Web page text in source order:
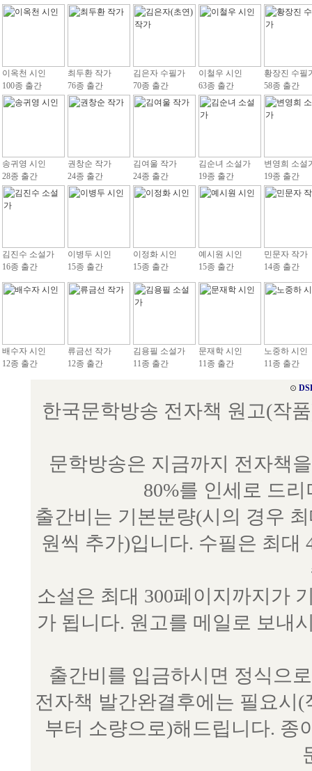
이옥천 시인
100종 출간
최두환 작가
76종 출간
김은자 수필가
70종 출간
이철우 시인
63종 출간
황장진 수필
58종 출간
송귀영 시인
28종 출간
권창순 작가
24종 출간
김여울 작가
24종 출간
김순녀 소설가
19종 출간
변영희 소설
19종 출간
김진수 소설가
16종 출간
이병두 시인
15종 출간
이정화 시인
15종 출간
예시원 시인
15종 출간
민문자 작가
14종 출간
배수자 시인
12종 출간
류금선 작가
12종 출간
김용필 소설가
11종 출간
문재학 시인
11종 출간
노중하 시인
11종 출간
⊙
한국문학방송 전자책 원고(작
문학방송은 지금까지 전자책
80%를 인세로 드
출간비는 기본분량(시의 경우
원씩 추가)입니다. 수필은 최대
소설은 최대 300페이지까지가
가 됩니다. 원고를 메일로 보내
출간비를 입금하시면 정식으
전자책 발간완결후에는 필요시
부터 소량으로)해드립니다. 종